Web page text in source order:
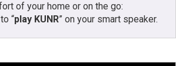
of your home or on the go:
“play KUNR” on your smart speaker.